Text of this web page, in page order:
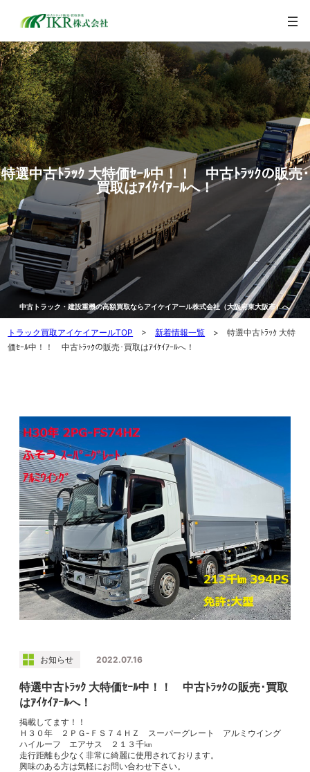
特選中古ﾄﾗｯｸ 大特価ｾｰﾙ中！！ 中古ﾄﾗｯｸの販売･
買取はｱｲｹｲｱｰﾙへ！
中古トラック・建設重機の高額買取ならアイケイアール株式会社（大阪府東大阪市）へ
トラック買取アイケイアールTOP >新着情報一覧 > 特選中古ﾄﾗｯｸ 大特
価ｾｰﾙ中！！ 中古ﾄﾗｯｸの販売･買取はｱｲｹｲｱｰﾙへ！
お知らせ 2022.07.16
特選中古ﾄﾗｯｸ 大特価ｾｰﾙ中！！ 中古ﾄﾗｯｸの販売･買取
はｱｲｹｲｱｰﾙへ！
掲載してます！！
Ｈ３０年 ２ＰＧ-ＦＳ７４ＨＺ スーパーグレート アルミウイング
ハイルーフ エアサス ２１３千㎞
走行距離も少なく非常に綺麗に使用されております。
興味のある方は気軽にお問い合わせ下さい。